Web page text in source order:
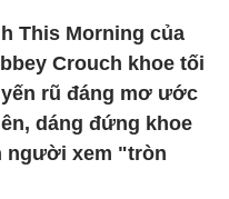
This Morning của
Crouch khoe tối
rũ đáng mơ ước
dáng đứng khoe
người xem "tròn